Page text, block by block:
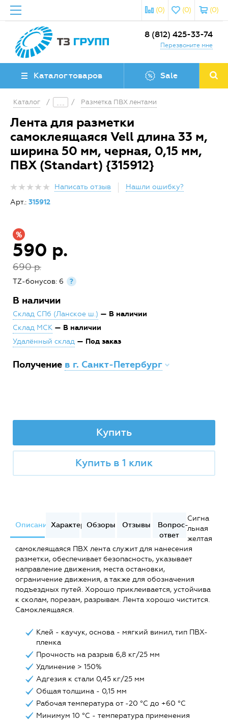
(0)
(0)
(0)
8 (812) 425-33-74
Перезвоните мне
Каталог товаров Sale
Каталог / / Разметка ПВХ лентами
Лента для разметки
самоклеящаяся Vell длина 33 м,
ширина 50 мм, черная, 0,15 мм,
ПВХ (Standart) {315912}
Написать отзыв
Нашли ошибку?
Арт.: 315912
590 р.
690 р.
TZ-бонусов: 6 ?
В наличии
Склад СПб (Ланское ш.) — В наличии
Склад МСК — В наличии
Удалённый склад — Под заказ
Получение в г. Санкт-Петербург
Купить
Купить в 1 клик
ОписаниеХарактеристики
Обзоры Отзывы
Вопрос-
ответ
Сигна
льная
желтая
самоклеящаяся ПВХ лента служит для нанесения
разметки, обеспечивает безопасность, указывает
направление движения, места остановки,
ограничение движения, а также для обозначения
подъездных путей. Хорошо приклеивается, устойчива
к сколам, порезам, разрывам. Лента хорошо чистится.
Самоклеящаяся.
Клей - каучук, основа - мягкий винил, тип ПВХ-
пленка
Прочность на разрыв 6,8 кг/25 мм
Удлинение > 150%
Адгезия к стали 0,45 кг/25 мм
Общая толщина - 0,15 мм
Рабочая температура от -20 °C до +60 °C
Минимум 10 °C - температура применения